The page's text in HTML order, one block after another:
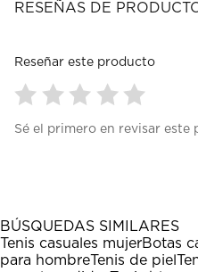
RESEÑAS DE
Reseñar este producto
para
1
estrella
Esta
acción
para
estrellas.
Esta
acción
para
estrellas.
Esta
acción
para
estrellas.
Esta
acción
para
estrellas.
Esta
acción
Sé el primero en revisar este
BÚSQUEDAS SIMILARES
Tenis casuales mujerBotas
para hombreTenis de piel